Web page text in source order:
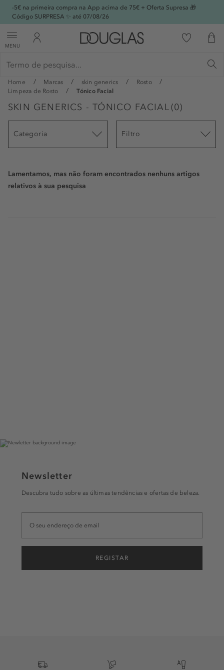
-5€ na primeira compra na App acima de 75€ + Oferta Supresa 🎁
Código SURPRESA ✨ até 07/08/26
MENU
Home Marcas skin generics
Rosto
Limpeza de Rosto
Tónico Facial
SKIN GENERICS - TÓNICO FACIAL(0)
Categoria Filtro
Lamentamos, mas não foram encontrados nenhuns artigos
relativos à sua pesquisa
Newsletter
Descubra tudo sobre as últimas tendências e ofertas de beleza.
REGISTAR